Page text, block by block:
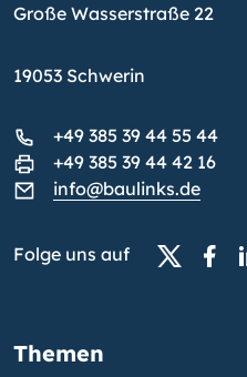
Große Wasserstraße 22
19053 Schwerin
+49 385 39 44 55 44
+49 385 39 44 42 16
info@baulinks.de
Folge uns auf
Themen